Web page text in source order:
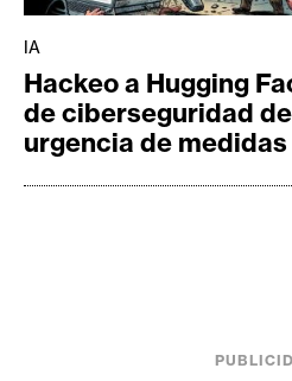
IA
Hackeo a Hugging
de ciberseguridad
urgencia de